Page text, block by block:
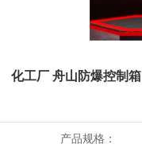
化工厂 舟山防爆控制箱
产品规格：